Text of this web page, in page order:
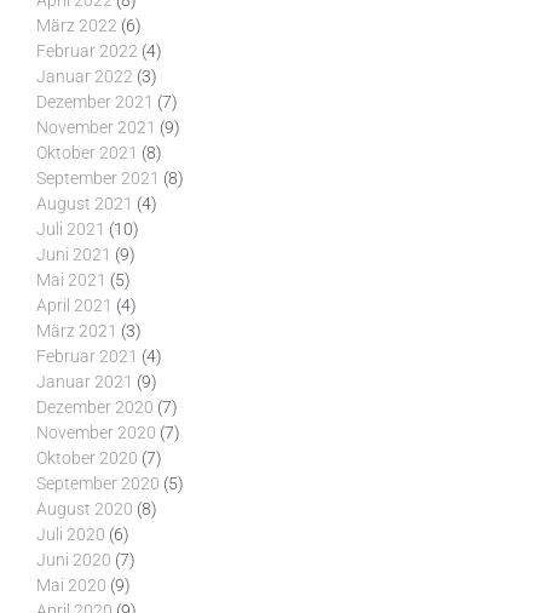
März 2022 (6)
Februar 2022 (4)
Januar 2022 (3)
Dezember 2021 (7)
November 2021 (9)
Oktober 2021 (8)
September 2021 (8)
August 2021 (4)
Juli 2021 (10)
Juni 2021 (9)
Mai 2021 (5)
April 2021 (4)
März 2021 (3)
Februar 2021 (4)
Januar 2021 (9)
Dezember 2020 (7)
November 2020 (7)
Oktober 2020 (7)
September 2020 (5)
August 2020 (8)
Juli 2020 (6)
Juni 2020 (7)
Mai 2020 (9)